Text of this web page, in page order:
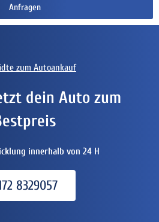
Anfragen
zum Autoankauf
dein Auto zum
innerhalb von 24 H
8329057